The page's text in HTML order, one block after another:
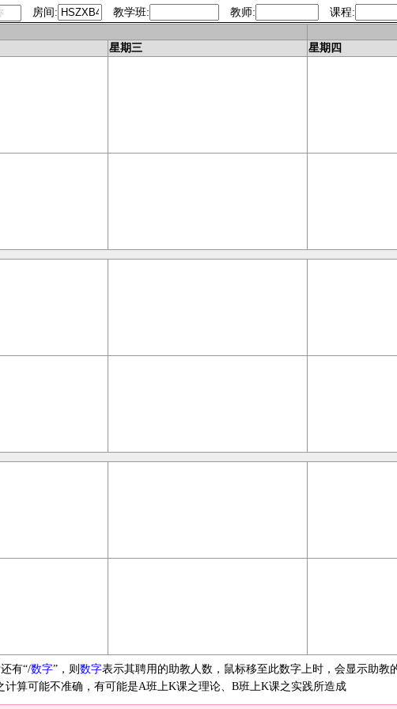
房间: 教学班: 教师: 课程:
星期三 星期四
有“/数字”，则 数字表示其聘用的助教人数，鼠标移至此数字上时，会显示助教
计算可能不准确，有可能是A班上K课之理论、B班上K课之实践所造成